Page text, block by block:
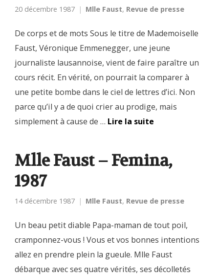
20 décembre 1987 Mlle Faust, Revue de presse
De corps et de mots Sous le titre de Mademoiselle
Faust, Véronique Emmenegger, une jeune
journaliste lausannoise, vient de faire paraître un
cours récit. En vérité, on pourrait la comparer à
une petite bombe dans le ciel de lettres d’ici. Non
parce qu’il y a de quoi crier au prodige, mais
simplement à cause de … Lire la suite
Mlle Faust – Femina,
1987
14 décembre 1987 Mlle Faust, Revue de presse
Un beau petit diable Papa-maman de tout poil,
cramponnez-vous ! Vous et vos bonnes intentions
allez en prendre plein la gueule. Mlle Faust
débarque avec ses quatre vérités, ses décolletés